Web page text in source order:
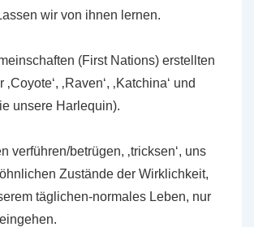
wir von ihnen lernen.
(First Nations) erstellten
‚Raven‘, ‚Katchina‘ und
unsere Harlequin).
verführen/betrügen, ‚tricksen‘, uns
Zustände der Wirklichkeit,
täglichen-normales Leben, nur